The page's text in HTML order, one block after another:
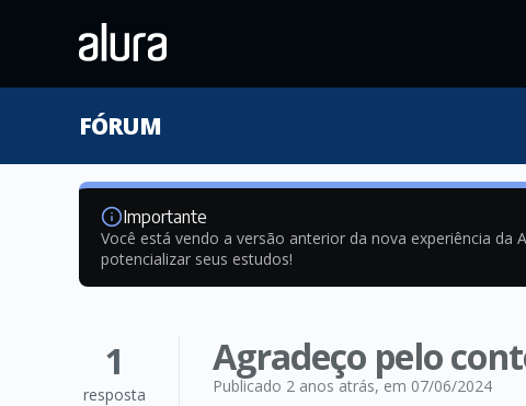
FÓRUM
Importante
Você está vendo a versão anterior da nova experiência
potencializar seus estudos!
1
resposta
Agradeço pelo
Publicado 2 anos atrás, em 07/06/2024